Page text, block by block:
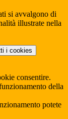
si avvalgono di
illustrate nella
i cookies
consentire.
della
potete